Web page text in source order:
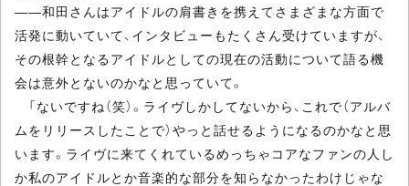
――和田さんはアイドルの肩書きを携えてさまざまな方面で
活発に動いていて、インタビューもたくさん受けていますが、
その根幹となるアイドルとしての現在の活動について語る機
会は意外とないのかなと思っていて。
「ないですね（笑）。ライヴしかしてないから、これで（アルバ
ムをリリースしたことで）やっと話せるようになるのかなと思
います。ライヴに来てくれているめっちゃコアなファンの人し
か私のアイドルとか音楽的な部分を知らなかったわけじゃな